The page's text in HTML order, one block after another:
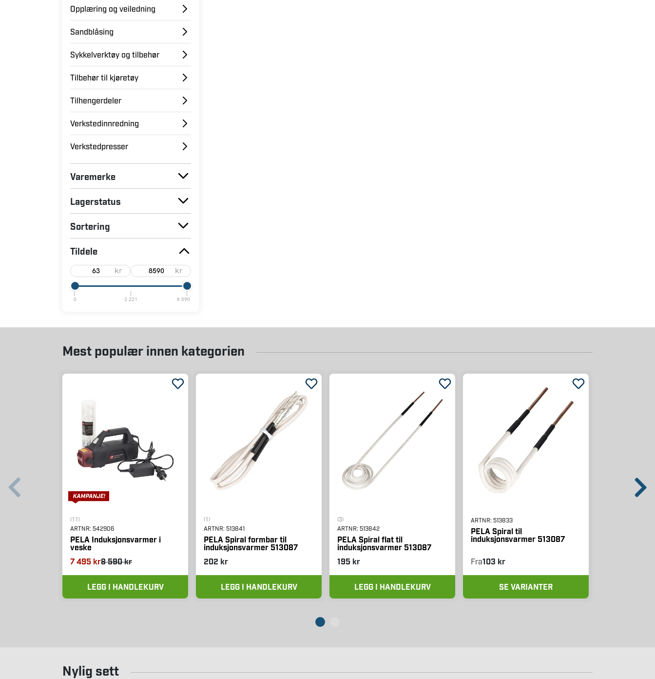
Opplæring og veiledning
Sandblåsing
Sykkelverktøy og tilbehør
Tilbehør til kjøretøy
Tilhengerdeler
Verkstedinnredning
Verkstedpresser
Varemerke
Lagerstatus
Sortering
Tildele
kr kr
0 3 221 8 590
Mest populær innen kategorien
(11)
ARTNR: 542906
PELA Induksjonsvarmer i
veske
7 495 kr8 590 kr
LEGG I HANDLEKURV
(1)
ARTNR: 513841
PELA Spiral formbar til
induksjonsvarmer 513087
202 kr
LEGG I HANDLEKURV
(3)
ARTNR: 513842
PELA Spiral flat til
induksjonsvarmer 513087
195 kr
LEGG I HANDLEKURV
ARTNR: 513833
PELA Spiral til
induksjonsvarmer 513087
Fra103 kr
SE VARIANTER
Nylig sett